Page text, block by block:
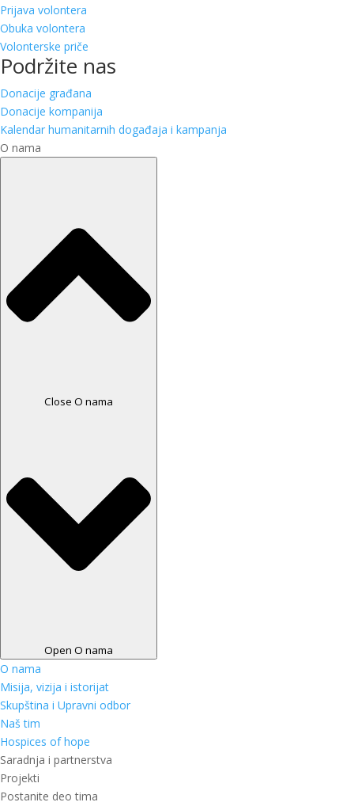
Prijava volontera
Obuka volontera
Volonterske priče
Podržite nas
Donacije građana
Donacije kompanija
Kalendar humanitarnih događaja i kampanja
O nama
Close O nama
Open O nama
O nama
Misija, vizija i istorijat
Skupština i Upravni odbor
Naš tim
Hospices of hope
Saradnja i partnerstva
Projekti
Postanite deo tima